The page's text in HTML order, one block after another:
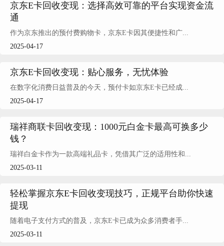
京东E卡回收变现：选择高效可靠的平台实现资金流
通
作为京东推出的预付费购物卡，京东E卡因其便捷性和广...
2025-04-17
京东E卡回收变现：贴心服务，无忧体验
在数字化消费日益普及的今天，预付卡如京东E卡已经成...
2025-04-17
瑞祥商联卡回收变现：1000元白金卡最高可换多少
钱？
瑞祥白金卡作为一款高端礼品卡，凭借其广泛的适用性和...
2025-03-11
轻松掌握京东E卡回收变现技巧，正规平台助你快速
提现
随着电子支付方式的普及，京东E卡已成为众多消费者手...
2025-03-11